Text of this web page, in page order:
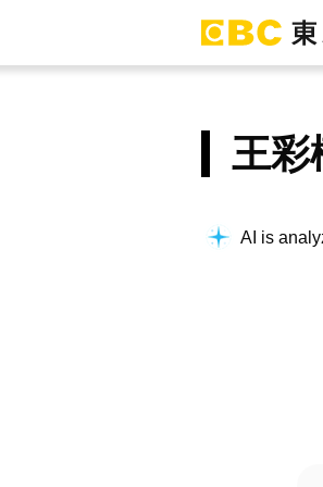
王彩
AI is